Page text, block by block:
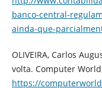
banco-central-
ainda-que-
OLIVEIRA, Carlos
volta. Computer
https://